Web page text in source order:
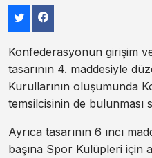
Konfederasyonun girişim
tasarının 4. maddesiyle
Kurullarının oluşumunda
temsilcisinin de bulunması
Ayrıca tasarının 6 ıncı
başına Spor Kulüpleri için